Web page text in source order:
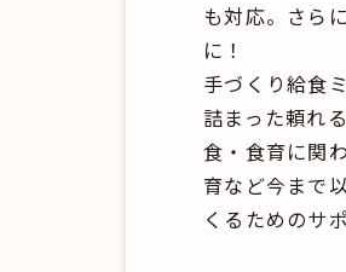
も対応。さら
に！
手づくり給食
詰まった頼れ
食・食育に関
育など今まで
くるためのサ